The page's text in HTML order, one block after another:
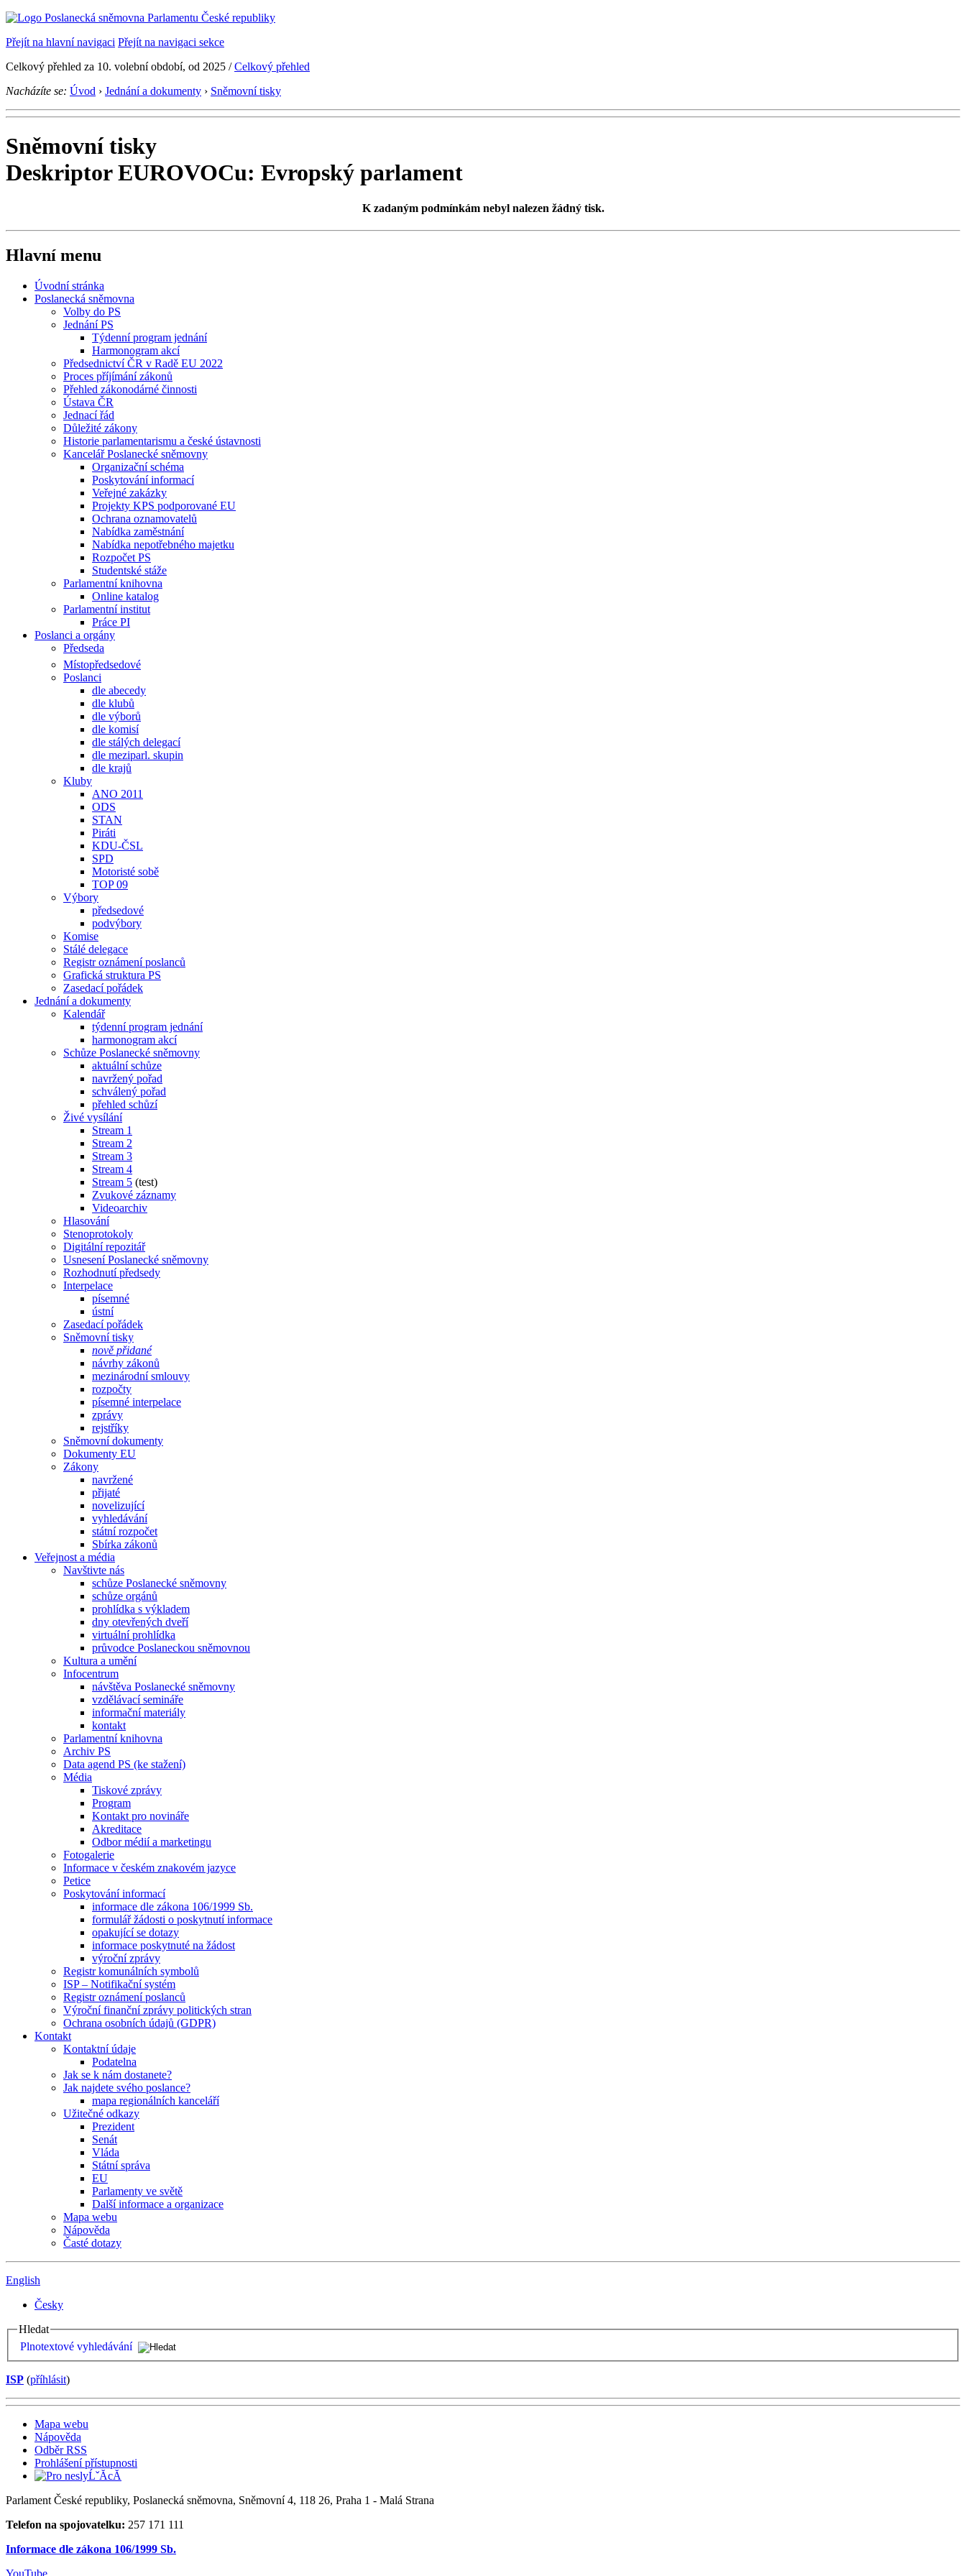
Přejít na hlavní navigaci Přejít na navigaci sekce
Celkový přehled za 10. volební období, od 2025 /Celkový přehled
Nacházíte se: Úvod › Jednání a dokumenty › Sněmovní tisky
Sněmovní tisky
Deskriptor EUROVOCu: Evropský parlament
K zadaným podmínkám nebyl nalezen žádný tisk.
Hlavní menu
Úvodní stránka
Poslanecká sněmovna
Volby do PS
Jednání PS
Týdenní program jednání
Harmonogram akcí
Předsednictví ČR v Radě EU 2022
Proces příjímání zákonů
Přehled zákonodárné činnosti
Ústava ČR
Jednací řád
Důležité zákony
Historie parlamentarismu a české ústavnosti
Kancelář Poslanecké sněmovny
Organizační schéma
Poskytování informací
Veřejné zakázky
Projekty KPS podporované EU
Ochrana oznamovatelů
Nabídka zaměstnání
Nabídka nepotřebného majetku
Rozpočet PS
Studentské stáže
Parlamentní knihovna
Online katalog
Parlamentní institut
Práce PI
Poslanci a orgány
Předseda
Místopředsedové
Poslanci
dle abecedy
dle klubů
dle výborů
dle komisí
dle stálých delegací
dle meziparl. skupin
dle krajů
Kluby
ANO 2011
ODS
STAN
Piráti
KDU-ČSL
SPD
Motoristé sobě
TOP 09
Výbory
předsedové
podvýbory
Komise
Stálé delegace
Registr oznámení poslanců
Grafická struktura PS
Zasedací pořádek
Jednání a dokumenty
Kalendář
týdenní program jednání
harmonogram akcí
Schůze Poslanecké sněmovny
aktuální schůze
navržený pořad
schválený pořad
přehled schůzí
Živé vysílání
Stream 1
Stream 2
Stream 3
Stream 4
Stream 5 (test)
Zvukové záznamy
Videoarchiv
Hlasování
Stenoprotokoly
Digitální repozitář
Usnesení Poslanecké sněmovny
Rozhodnutí předsedy
Interpelace
písemné
ústní
Zasedací pořádek
Sněmovní tisky
nově přidané
návrhy zákonů
mezinárodní smlouvy
rozpočty
písemné interpelace
zprávy
rejstříky
Sněmovní dokumenty
Dokumenty EU
Zákony
navržené
přijaté
novelizující
vyhledávání
státní rozpočet
Sbírka zákonů
Veřejnost a média
Navštivte nás
schůze Poslanecké sněmovny
schůze orgánů
prohlídka s výkladem
dny otevřených dveří
virtuální prohlídka
průvodce Poslaneckou sněmovnou
Kultura a umění
Infocentrum
návštěva Poslanecké sněmovny
vzdělávací semináře
informační materiály
kontakt
Parlamentní knihovna
Archiv PS
Data agend PS (ke stažení)
Média
Tiskové zprávy
Program
Kontakt pro novináře
Akreditace
Odbor médií a marketingu
Fotogalerie
Informace v českém znakovém jazyce
Petice
Poskytování informací
informace dle zákona 106/1999 Sb.
formulář žádosti o poskytnutí informace
opakující se dotazy
informace poskytnuté na žádost
výroční zprávy
Registr komunálních symbolů
ISP – Notifikační systém
Registr oznámení poslanců
Výroční finanční zprávy politických stran
Ochrana osobních údajů (GDPR)
Kontakt
Kontaktní údaje
Podatelna
Jak se k nám dostanete?
Jak najdete svého poslance?
mapa regionálních kanceláří
Užitečné odkazy
Prezident
Senát
Vláda
Státní správa
EU
Parlamenty ve světě
Další informace a organizace
Mapa webu
Nápověda
Časté dotazy
English
Česky
Hledat
Plnotextové vyhledávání
ISP (příhlásit)
Mapa webu
Nápověda
Odběr RSS
Prohlášení přístupnosti
Parlament České republiky, Poslanecká sněmovna, Sněmovní 4, 118 26, Praha 1 - Malá Strana
Telefon na spojovatelku: 257 171 111
Informace dle zákona 106/1999 Sb.
YouTube